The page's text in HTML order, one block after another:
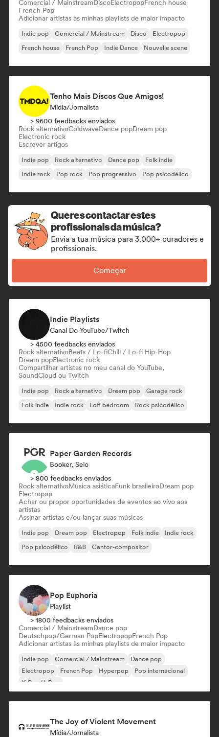
Comercial / MainstreamDiscoElectropopFrench house
French Pop
Adicionar artistas às minhas playlists de maior impacto
Indie pop Comercial / Mainstream Disco
Electropop
French house
French Pop Indie Dance Nouvelle scene
Tenho Mais Discos Que Amigos!
Mídia/Jornalista
> 9600 feedbacks enviados
Rock alternativoColdwaveDance popDream pop
Electronic rock
Escrever artigos
Indie pop Rock alternativo Dance pop
Folk indie
Indie rock
Pop rock Pop progressivo Pop psicodélico
Queres contactar estes
profissionais da música?
Envia a tua música para 3.000+ curadores e
profissionais.
Começar
Indie Playlists
Canal Do YouTube/Twitch
> 4500 feedbacks enviados
Rock alternativoBeats / Lo-fiChill / Lo-fi Hip-Hop
Dream popElectronic rock
Compartilhar artistas no meu canal do YouTube,
SoundCloud ou Twitch
Indie pop Rock alternativo Dream pop
Garage rock
Folk indie
Indie rock Lofi bedroom Rock psicodélico
Paper Garden Records
Booker, Selo
> 800 feedbacks enviados
Rock alternativoMúsica asiáticaFunk brasileiroDream pop
Electropop
Achar ou propor oportunidades de eventos ao vivo aos
artistas
Assinar artistas e/ou lançar suas músicas
Indie pop Dream pop Electropop Folk indie
Indie rock
Pop psicodélico
R&B Cantor-compositor
Pop Euphoria
Playlist
> 1800 feedbacks enviados
Comercial / MainstreamDance pop
Deutschpop/German PopElectropopFrench Pop
Adicionar artistas às minhas playlists de maior impacto
Indie pop Comercial / Mainstream
Dance pop
Electropop
French Pop Hyperpop
Pop internacional
K-Pop/J-Pop
The Joy of Violent Movement
Mídia/Jornalista